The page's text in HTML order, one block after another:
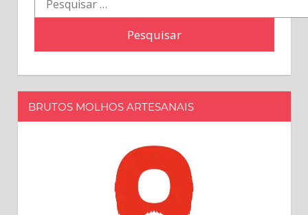
por:
BRUTOS MOLHOS ARTESANAIS